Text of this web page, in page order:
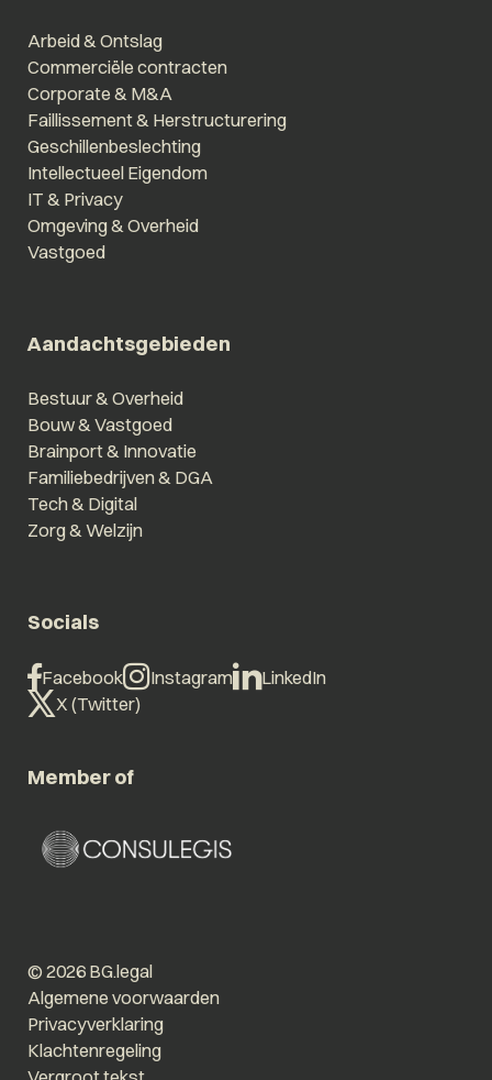
Arbeid & Ontslag
Commerciële contracten
Corporate & M&A
Faillissement & Herstructurering
Geschillenbeslechting
Intellectueel Eigendom
IT & Privacy
Omgeving & Overheid
Vastgoed
Aandachtsgebieden
Bestuur & Overheid
Bouw & Vastgoed
Brainport & Innovatie
Familiebedrijven & DGA
Tech & Digital
Zorg & Welzijn
Socials
Facebook Instagram
LinkedIn
X (Twitter)
Member of
© 2026 BG.legal
Algemene voorwaarden
Privacyverklaring
Klachtenregeling